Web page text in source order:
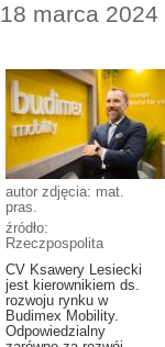
18 marca
autor zdjęcia: mat.
pras.
źródło:
Rzeczpospolita
CV Ksawery Lesiecki
jest kierownikiem ds.
rozwoju rynku w
Budimex Mobility.
Odpowiedzialny